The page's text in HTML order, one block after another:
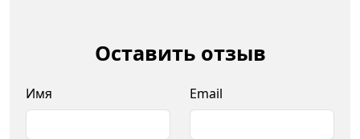
Оставить отзыв
Имя Email